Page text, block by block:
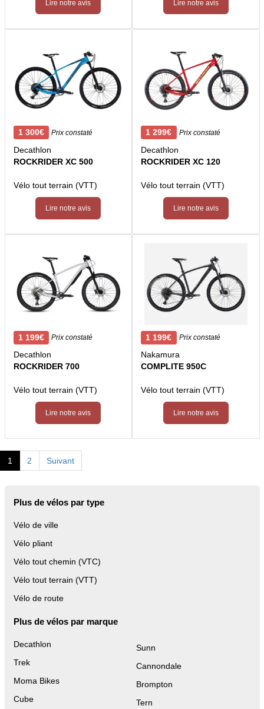
Lire notre avis Lire notre avis
1 300€ Prix constaté
Decathlon
ROCKRIDER XC 500
Vélo tout terrain (VTT)
Lire notre avis
1 299€ Prix constaté
Decathlon
ROCKRIDER XC 120
Vélo tout terrain (VTT)
Lire notre avis
1 199€ Prix constaté
Decathlon
ROCKRIDER 700
Vélo tout terrain (VTT)
Lire notre avis
1 199€ Prix constaté
Nakamura
COMPLITE 950C
Vélo tout terrain (VTT)
Lire notre avis
1 2 Suivant
Plus de vélos par type
Vélo de ville
Vélo pliant
Vélo tout chemin (VTC)
Vélo tout terrain (VTT)
Vélo de route
Plus de vélos par marque
Decathlon
Trek
Moma Bikes
Cube
Sunn
Cannondale
Brompton
Tern